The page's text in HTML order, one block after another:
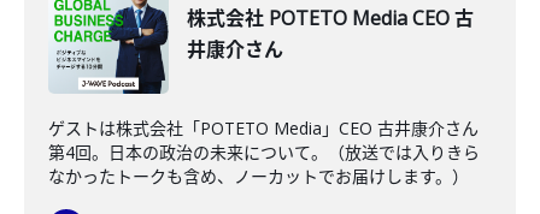
株式会社 POTETO Media CEO 古
井康介さん
ゲストは株式会社「POTETO Media」CEO 古井康介さん
第4回。日本の政治の未来について。（放送では入りきら
なかったトークも含め、ノーカットでお届けします。）